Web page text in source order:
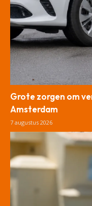
Grote zorgen om
Amsterdam
7 augustus 2026